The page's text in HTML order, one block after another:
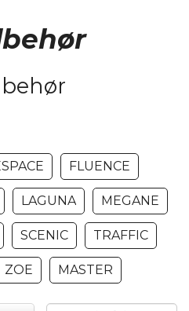
FLUENCE
LAGUNA MEGANE
SCENIC TRAFFIC
ZOE MASTER